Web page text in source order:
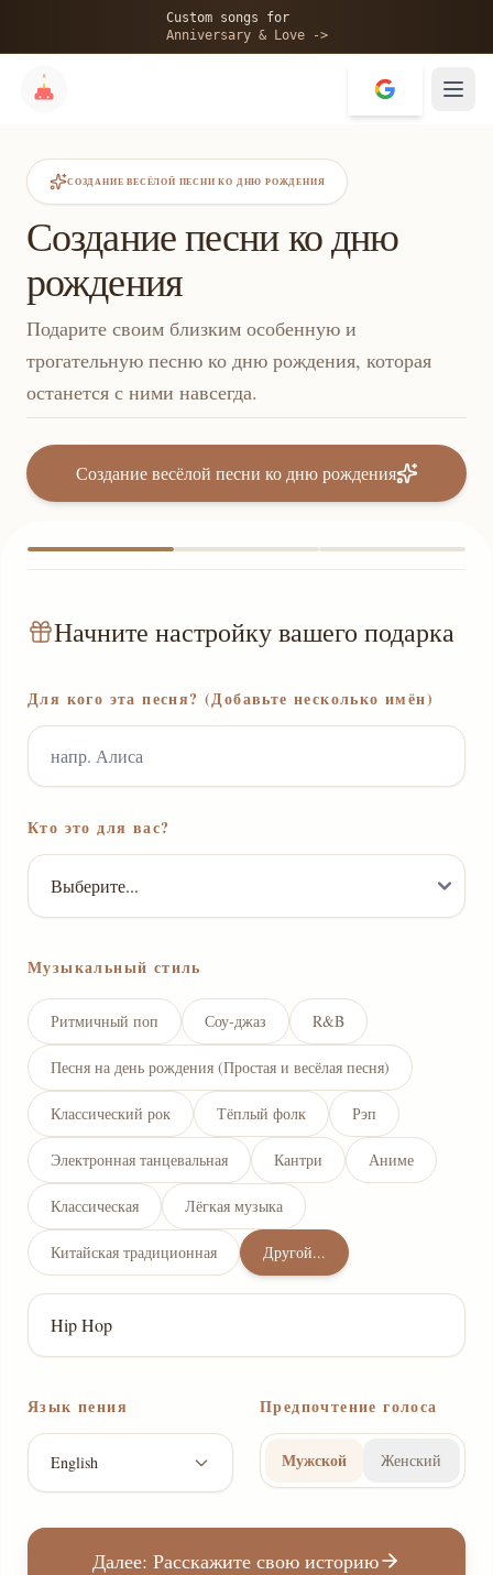
Custom songs for
Anniversary & Love ->
СОЗДАНИЕ ВЕСЁЛОЙ ПЕСНИ КО ДНЮ РОЖДЕНИЯ
Создание песни ко дню
рождения
Подарите своим близким особенную и
трогательную песню ко дню рождения, которая
останется с ними навсегда.
Создание весёлой песни ко дню рождения
Начните настройку вашего подарка
Для кого эта песня? (Добавьте несколько имён)
Кто это для вас?
Музыкальный стиль
Ритмичный поп Соу-джаз R&B
Песня на день рождения (Простая и весёлая песня)
Классический рок Тёплый фолк Рэп
Электронная танцевальная Кантри Аниме
Классическая Лёгкая музыка
Китайская традиционная Другой...
Язык пения
English
Предпочтение голоса
Мужской Женский
Далее: Расскажите свою историю